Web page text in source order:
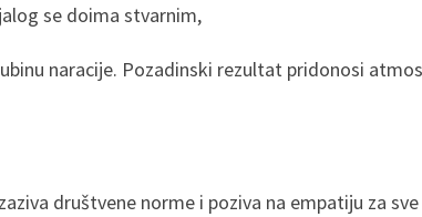
se doima stvarnim,
naracije. Pozadinski rezultat pridonosi
društvene norme i poziva na empatiju za